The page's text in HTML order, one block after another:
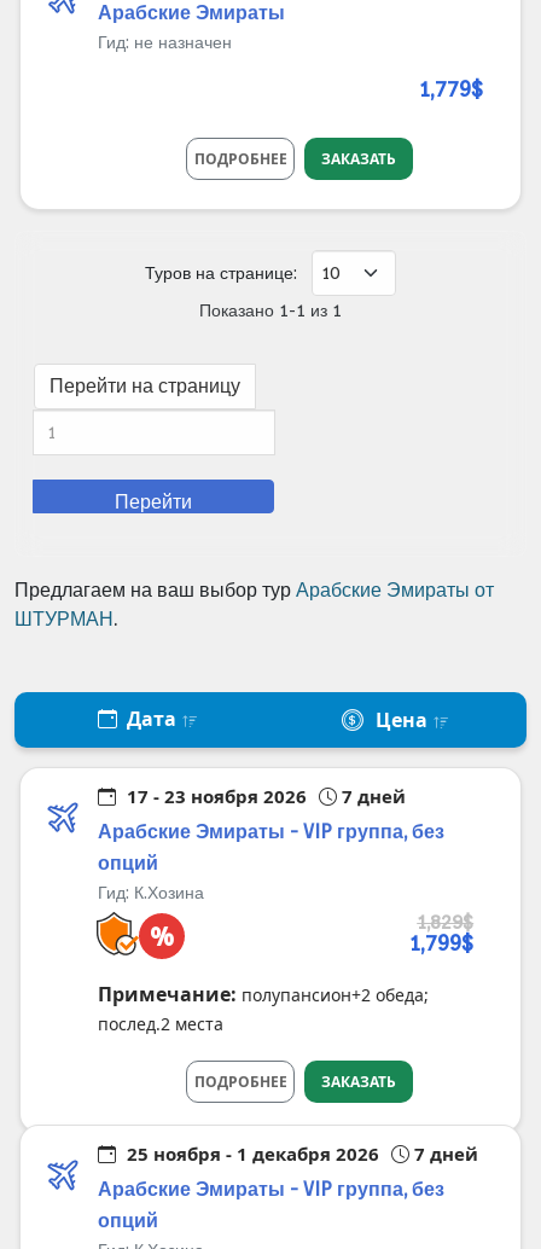
Арабские Эмираты
Гид: не назначен
1,779$
ПОДРОБНЕЕ ЗАКАЗАТЬ
Туров на странице:
Показано 1-1 из 1
Перейти на страницу
Перейти
Предлагаем на ваш выбор тур Арабские Эмираты от
ШТУРМАН.
Дата Цена
17 - 23 ноября 2026 7 дней
Арабские Эмираты - VIP группа, без
опций
Гид: К.Хозина
% 1,829$
1,799$
Примечание: полупансион+2 обеда;
послед.2 места
ПОДРОБНЕЕ ЗАКАЗАТЬ
25 ноября - 1 декабря 2026 7 дней
Арабские Эмираты - VIP группа, без
опций